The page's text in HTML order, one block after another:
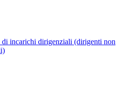
incarichi dirigenziali (dirigenti non